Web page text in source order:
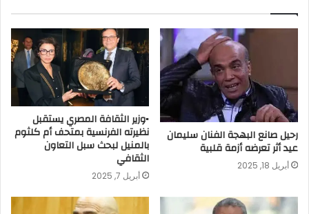
رحيل صانع البهجة الفنان سليمان
عيد أثر تعرضه أزمة قلبية
أبريل 18, 2025
▪︎وزير الثقافة المصري يستقبل
نظيرته الفرنسية بمتحف أم كلثوم
بالمنيل لبحث سبل التعاون
الثقافي
أبريل 7, 2025